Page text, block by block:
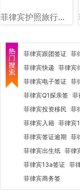
菲律宾护照旅行证盖章图片样式
菲律宾跟团签证 菲
菲律宾快递 菲律宾
菲律宾电子签证 菲
菲律宾Q1探亲签 菲
菲律宾投资移民 菲
菲律宾入籍 菲律宾
菲律宾签证逾期 菲
菲律宾出生纸 菲律
菲律宾13a签证 菲
菲律宾商务签